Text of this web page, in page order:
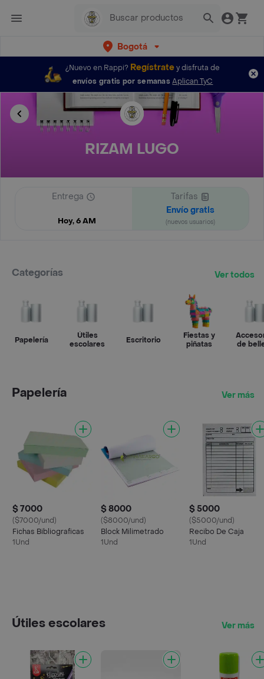
Bogotá
¿Nuevo en Rappi? Regístratey disfruta de
envíos gratis por semanas Aplican TyC
RIZAM LUGO
Entrega
Hoy, 6 AM
Tarifas
Envío gratis
(nuevos usuarios)
Categorías Ver todos
Papelería
Útiles
escolares
Escritorio
Fiestas y
piñatas
de
Papelería Ver más
$ 7000
($7000/und)
Fichas Bibliograficas
1Und
$ 8000
($8000/und)
Block Milimetrado
1Und
$ 5000
($5000/und)
Recibo De Caja
1Und
Útiles escolares Ver más